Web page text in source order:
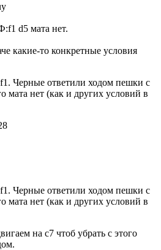
d5 мата нет.
какие-то конкретные условия
Черные ответили ходом пешки с
мата нет (как и других условий в
Черные ответили ходом пешки с
мата нет (как и других условий в
на с7 чтоб убрать с этого